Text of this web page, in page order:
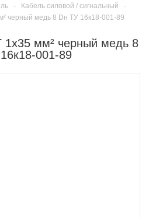
- Кабель силовой / сигнальный
-
черный медь 8 Dн ТУ 16к18-001-89
1х35 мм² черный медь 8
001-89